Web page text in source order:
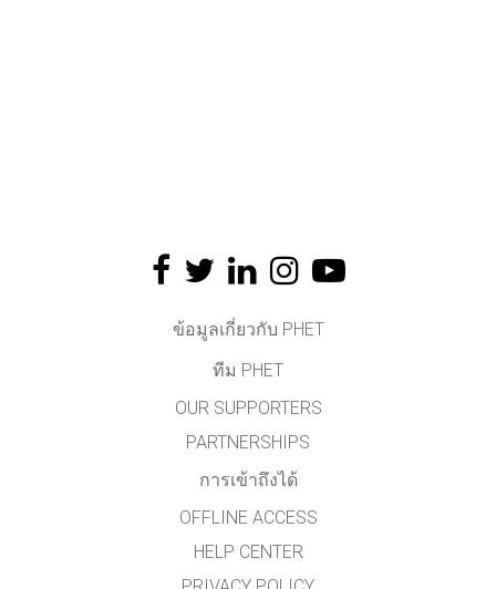
ข้อมูลเกี่ยวกับ PHET
ทีม PHET
OUR SUPPORTERS
PARTNERSHIPS
การเข้าถึงได้
OFFLINE ACCESS
HELP CENTER